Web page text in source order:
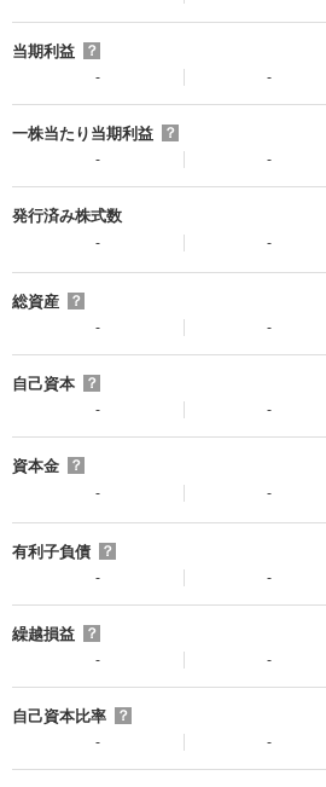
当期利益
？
-
-
一株当たり当期利益
？
-
-
発行済み株式数
- -
総資産
？
-
-
自己資本
？
-
-
資本金
？
-
-
有利子負債
？
-
-
繰越損益
？
-
-
自己資本比率
？
-
-